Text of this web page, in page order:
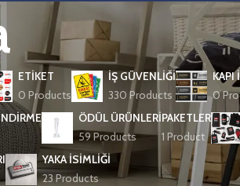
ETIKET
0 Products
İŞ GÜVENLİĞİ
330 Products
KAPI
0
ÖDÜL ÜRÜNLERI
59 Products
PAKETLER
1 Product
YAKA İSIMLIĞI
23 Products